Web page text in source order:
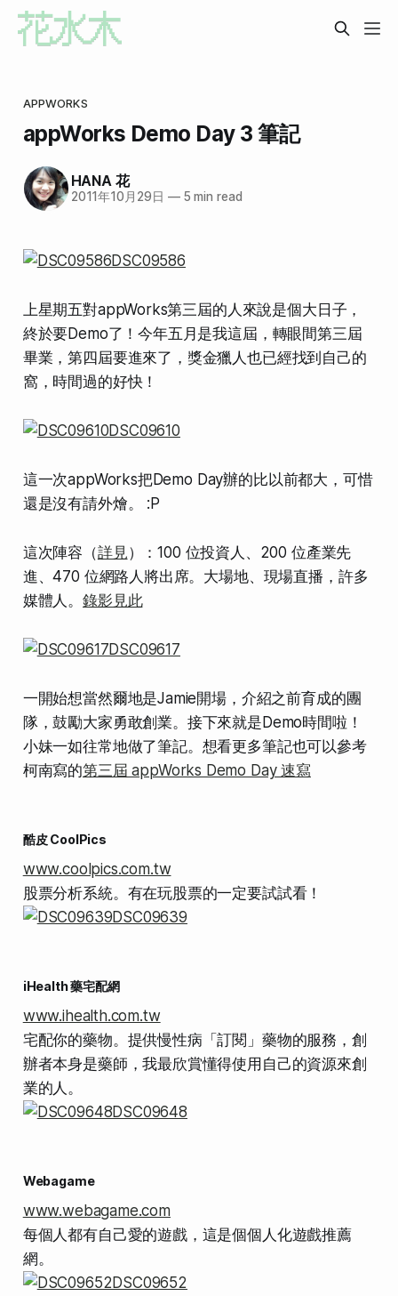
APPWORKS
appWorks Demo Day 3 筆記
HANA 花
2011年10月29日 —5 min read
上星期五對appWorks第三屆的人來說是個大日子，
終於要Demo了！今年五月是我這屆，轉眼間第三屆
畢業，第四屆要進來了，獎金獵人也已經找到自己的
窩，時間過的好快！
這一次appWorks把Demo Day辦的比以前都大，可惜
還是沒有請外燴。 :P
這次陣容（詳見）：100 位投資人、200 位產業先
進、470 位網路人將出席。大場地、現場直播，許多
媒體人。錄影見此
一開始想當然爾地是Jamie開場，介紹之前育成的團
隊，鼓勵大家勇敢創業。接下來就是Demo時間啦！
小妹一如往常地做了筆記。想看更多筆記也可以參考
柯南寫的第三屆 appWorks Demo Day 速寫
酷皮 CoolPics
www.coolpics.com.tw
股票分析系統。有在玩股票的一定要試試看！
iHealth 藥宅配網
www.ihealth.com.tw
宅配你的藥物。提供慢性病「訂閱」藥物的服務，創
辦者本身是藥師，我最欣賞懂得使用自己的資源來創
業的人。
Webagame
www.webagame.com
每個人都有自己愛的遊戲，這是個個人化遊戲推薦
網。